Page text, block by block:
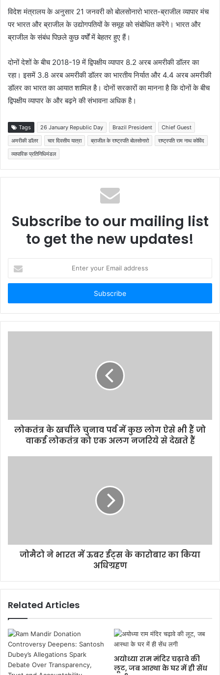
विदेश मंत्रालय के अनुसार 21 जनवरी को बोलसोनारो भारत-ब्राजील व्यापार मंच
पर भारत और ब्राजील के उद्योगपतियों के समूह को संबोधित करेंगे। भारत और
ब्राजील के संबंध पिछले कुछ वर्षों में बेहतर हुए हैं।
दोनों देशों के बीच 2018-19 में द्विपक्षीय व्यापार 8.2 अरब अमरीकी डॉलर का
रहा। इसमें 3.8 अरब अमरीकी डॉलर का भारतीय निर्यात और 4.4 अरब अमरीकी
डॉलर का भारत का आयात शामिल है। दोनों सरकारों का मानना है कि दोनों के बीच
द्विपक्षीय व्यापार के और बढ़ने की संभावना अधिक है।
Tags 26 January Republic Day Brazil President
Chief Guest
अमरीकी डॉलर
चार दिवसीय यात्रा ब्राजील के राष्ट्रपति बोलसोनारो
राष्ट्रपति राम नाथ कोविंद
व्यापारिक प्रतिनिधिमंडल
Subscribe to our mailing list
to get the new updates!
your
Email
लोकतंत्र के खर्चीले चुनाव पर्व में कुछ लोग ऐसे भी हैं जो
वाकई लोकतंत्र को एक अलग नजरिये से देखते हैं
जोमैटो ने भारत में ऊबर ईट्स के कारोबार का किया
अधिग्रहण
Related Articles
अयोध्या राम मंदिर चढ़ावे की
लूट, जब आस्था के घर में ही सेंध